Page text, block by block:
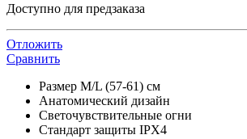
Доступно для предзаказа
Отложить
Сравнить
Размер M/L (57-61) см
Анатомический дизайн
Светочувствительные огни
Стандарт защиты IPX4